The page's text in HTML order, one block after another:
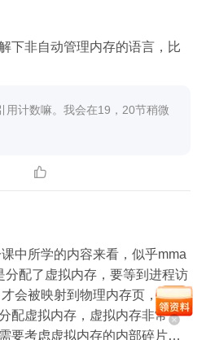
下非自动管理内存的语言，比
用计数嘛。我会在19，20节稍微

中所学的内容来看，似乎mma
分配了虚拟内存，要等到进程访
会被映射到物理内存页， 那既
配虚拟内存，虚拟内存非常
要考虑虚拟内存的内部碎片和